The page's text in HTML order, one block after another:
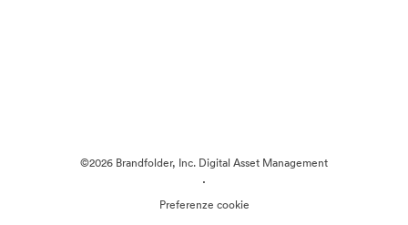
©2026 Brandfolder, Inc. Digital Asset Management
·
Preferenze cookie